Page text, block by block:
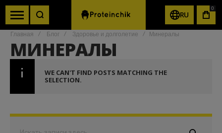
RU
0
Главная Блог Здоровье и долголетие Минералы
МИНЕРАЛЫ
WE CAN'T FIND POSTS MATCHING THE
SELECTION.
Поиск